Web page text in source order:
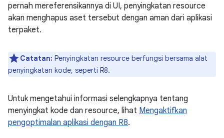
pernah mereferensikannya di UI, penyingkatan resource
akan menghapus aset tersebut dengan aman dari aplikasi
terpaket.
Catatan: Penyingkatan resource berfungsi bersama alat
penyingkatan kode, seperti R8.
Untuk mengetahui informasi selengkapnya tentang
menyingkat kode dan resource, lihat Mengaktifkan
pengoptimalan aplikasi dengan R8.